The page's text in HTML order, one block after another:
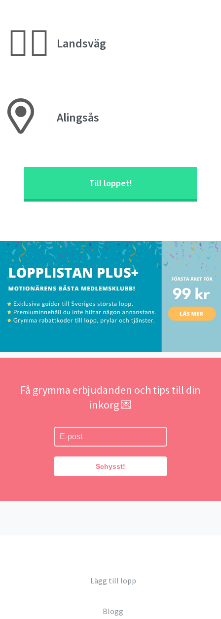
🚴‍♂️ Landsväg
Alingsås
Till loppet!
Få grymma erbjudanden och tips till din
inkorg 💌
Schysst!
Lägg till lopp
Blogg